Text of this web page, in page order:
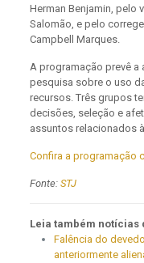
Herman Benjamin, pelo
Salomão, e pelo
Campbell Marques.
A programação prevê
pesquisa sobre o uso
recursos. Três grupos
decisões, seleção e
assuntos relacionados
Confira a programação
Fonte: STJ
Leia também notícias
Falência do
anteriormente